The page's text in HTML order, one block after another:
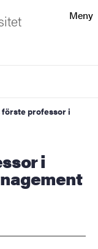
Meny
professor i